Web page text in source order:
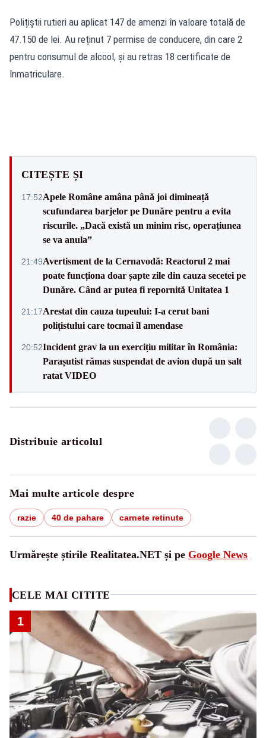
Polițiștii rutieri au aplicat 147 de amenzi în valoare totală de
47.150 de lei. Au reținut 7 permise de conducere, din care 2
pentru consumul de alcool, și au retras 18 certificate de
înmatriculare.
CITEȘTE ȘI
17:52Apele Române amâna până joi dimineață
scufundarea barjelor pe Dunăre pentru a evita
riscurile. „Dacă există un minim risc, operațiunea
se va anula”
21:49Avertisment de la Cernavodă: Reactorul 2 mai
poate funcționa doar șapte zile din cauza secetei pe
Dunăre. Când ar putea fi repornită Unitatea 1
21:17Arestat din cauza tupeului: I-a cerut bani
polițistului care tocmai îl amendase
20:52Incident grav la un exercițiu militar în România:
Parașutist rămas suspendat de avion după un salt
ratat VIDEO
Distribuie articolul
Mai multe articole despre
razie 40 de pahare carnete retinute
Urmărește știrile Realitatea.NET și pe Google News
CELE MAI CITITE
1